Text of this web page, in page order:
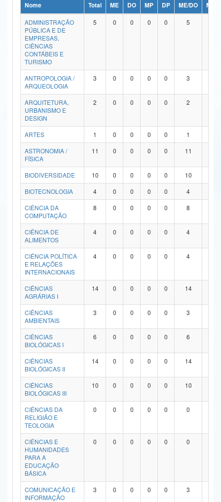
Ministério da Ciência, Tecnologia, Inovações e Comunicações
Ministério do Meio Ambiente
Ministério do Turismo
Ministério do Desenvolvimento Regional
Controladoria-Geral da União
Ministério da Mulher, da Família e dos Direitos Humanos
Secretaria de Governo
Advocacia-Geral da União
Banco Central do Brasil
Nome Total ME DO MP DP ME/DO
MP/
ADMINISTRAÇÃO
PÚBLICA E DE
EMPRESAS,
CIÊNCIAS
CONTÁBEIS E
TURISMO
5 0 0 0 0 5
ANTROPOLOGIA /
ARQUEOLOGIA
3 0 0 0 0 3
ARQUITETURA,
URBANISMO E
DESIGN
2 0 0 0 0 2
ARTES 1 0 0 0 0 1
ASTRONOMIA /
FÍSICA
11 0 0 0 0 11
BIODIVERSIDADE 10 0 0 0 0 10
BIOTECNOLOGIA
4 0 0 0 0 4
CIÊNCIA DA
COMPUTAÇÃO
8 0 0 0 0 8
CIÊNCIA DE
ALIMENTOS
4 0 0 0 0 4
CIÊNCIA POLÍTICA
E RELAÇÕES
INTERNACIONAIS
4 0 0 0 0 4
CIÊNCIAS
AGRÁRIAS I
14 0 0 0 0 14
CIÊNCIAS
AMBIENTAIS
3 0 0 0 0 3
CIÊNCIAS
BIOLÓGICAS I
6 0 0 0 0 6
CIÊNCIAS
BIOLÓGICAS II
14 0 0 0 0 14
CIÊNCIAS
BIOLÓGICAS III
10 0 0 0 0 10
CIÊNCIAS DA
RELIGIÃO E
TEOLOGIA
0 0 0 0 0 0
CIÊNCIAS E
HUMANIDADES
PARA A
EDUCAÇÃO
BÁSICA
0 0 0 0 0 0
COMUNICAÇÃO E
INFORMAÇÃO
3 0 0 0 0 3